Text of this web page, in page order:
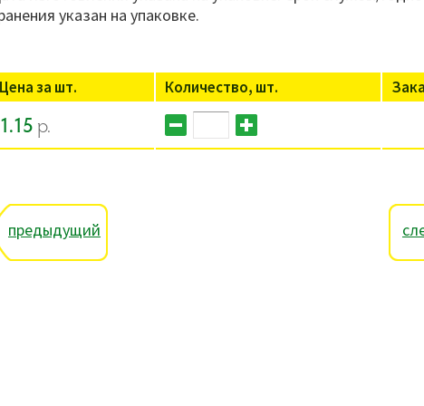
указан на упаковке.
Цена за шт. Количество, шт.
1.15 р.
предыдущий